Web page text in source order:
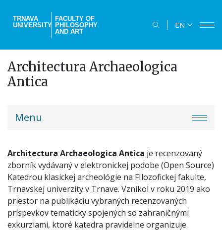
main
TRNAVA
UNIVERSITY
FACULTY OF
PHILOSOPHY
AND ART
EN
Architectura Archaeologica
Antica
truni-
Menu
Architectura Archaeologica Antica je recenzovaný
zborník vydávaný v elektronickej podobe (Open Source)
Katedrou klasickej archeológie na FIlozofickej fakulte,
Trnavskej univerzity v Trnave. Vznikol v roku 2019 ako
priestor na publikáciu vybraných recenzovaných
príspevkov tematicky spojených so zahraničnými
exkurziami, ktoré katedra pravidelne organizuje.